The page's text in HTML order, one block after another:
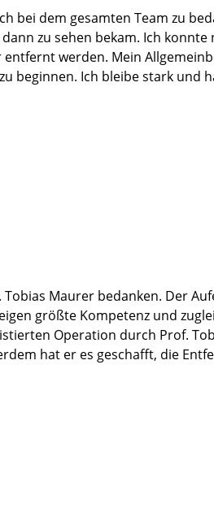
bei dem gesamten Team zu
zu sehen bekam. Ich
werden. Mein
beginnen. Ich bleibe stark und
Maurer bedanken. Der
größte Kompetenz und
Operation durch Prof.
hat er es geschafft, die
unterstützt. Und nun,